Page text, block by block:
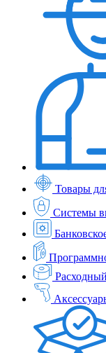
Товары
Системы